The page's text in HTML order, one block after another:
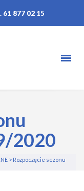
61 877 02 15
2020
> Rozpoczęcie sezonu